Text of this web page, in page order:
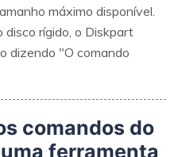
máximo disponível.
disco rígido, o Diskpart
dizendo "O comando
comandos do
ferramenta